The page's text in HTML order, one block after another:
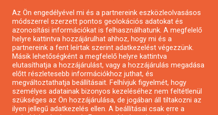
Pályázatok magánszemélyeknek
Pályázatok civil szervezeteknek
Pályázatok vállalkozásoknak
Önkormányzati pályázatok
Mezőgazdasági pályázatok
Falusi turizmus pályázatok
Az Ön engedélyével mi és a partnereink eszközleolvasásos
módszerrel szerzett pontos geolokációs adatokat és
azonosítási információkat is felhasználhatunk. A megfelelő
helyre kattintva hozzájárulhat ahhoz, hogy mi és a
partnereink a fent leírtak szerint adatkezelést végezzünk.
Másik lehetőségként a megfelelő helyre kattintva
elutasíthatja a hozzájárulást, vagy a hozzájárulás megadása
előtt részletesebb információkhoz juthat, és
megváltoztathatja beállításait. Felhívjuk figyelmét, hogy
személyes adatainak bizonyos kezeléséhez nem feltétlenül
szükséges az Ön hozzájárulása, de jogában áll tiltakozni az
ilyen jellegű adatkezelés ellen. A beállításai csak erre a